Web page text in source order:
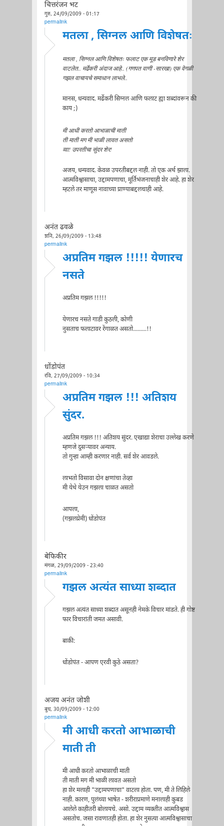
चित्तरंजन भट
गुरु, 24/09/2009 - 01:17
permalink
मतला , सिग्नल आणि विशेषतः
मतला , सिग्नल आणि विशेषतः फलाट एक मूड बनविणारे शेर
वाटलेत.. मर्ढेकरी अंदाज आहे.. (गणपत वाणी -सारखा) एक वेगळी
गझल वाचायचे समाधान लाभले..
मानस, धन्यवाद. मर्ढेकरी सिग्नल आणि फलाट ह्या शब्दांवरून की
काय ;)
मी आधी करतो आभाळाची माती
ती माती मग मी भाळी लावत असतो
व्वा! उपरतीचा सुंदर शेर!
अजय, धन्यवाद. केवळ उपरतीबद्दल नाही. तो एक अर्थ झाला.
आत्मविश्वासाचा, उद्दामपणाचा, मूर्तिभंजनाचाही शेर आहे. हा शेर
म्हटले तर माणूस नावाच्या प्राण्याबद्दलचाही आहे.
अनंत ढवळे
शनि, 26/09/2009 - 13:48
permalink
अप्रतिम गझल !!!!! येणारच
नसते
अप्रतिम गझल !!!!!
येणारच नसते गाडी कुठली, कोणी
नुसताच फलाटावर रेंगाळत असतो.........!!
धोंडोपंत
रवि, 27/09/2009 - 10:34
permalink
अप्रतिम गझल !!! अतिशय
सुंदर.
अप्रतिम गझल !!! अतिशय सुंदर. एखाद्या शेराचा उल्लेख करणे
म्हणजे दुसर्‍यावर अन्याय.
तो गुन्हा आम्ही करणार नाही. सर्व शेर आवडले.
लाभतो विसावा दोन क्षणांचा तेव्हा
मी येथे येउन गझला चाळत असतो
आपला,
(गझलप्रेमी) धोंडोपंत
बेफिकीर
मंगळ, 29/09/2009 - 23:40
permalink
गझल अत्यंत साध्या शब्दात
गझल अत्यंत साध्या शब्दात असूनही नेमके विचार मांडते. ही गोष्ट
फार विचारांती जमत असावी.
बाकी:
धोंडोपंत - आपण एरवी कुठे असता?
अजय अनंत जोशी
बुध, 30/09/2009 - 12:00
permalink
मी आधी करतो आभाळाची
माती ती
मी आधी करतो आभाळाची माती
ती माती मग मी भाळी लावत असतो
हा शेर मलाही "उद्दामपणाचा" वाटला होता. पण, मी ते लिहिले
नाही. कारण, पुलंच्या भाषेत - शरीराप्रमाणे मनालाही कुबड
आलेले काहीतरी बोलायचे. असो. उद्दाम व्यक्तीत आत्मविश्वास
असतोच. जसा रावणातही होता. हा शेर नुसत्या आत्मविश्वासाचा